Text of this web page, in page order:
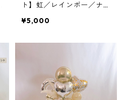
ト】虹／レインボー／ナチ
¥5,000